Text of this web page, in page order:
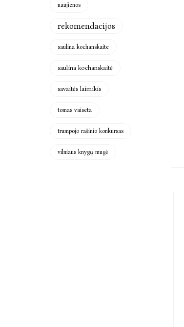
naujienos
rekomendacijos
saulina kochanskaite
saulina kochanskaitė
savaitės laimikis
tomas vaiseta
trumpojo rašinio konkursas
vilniaus knygų mugė